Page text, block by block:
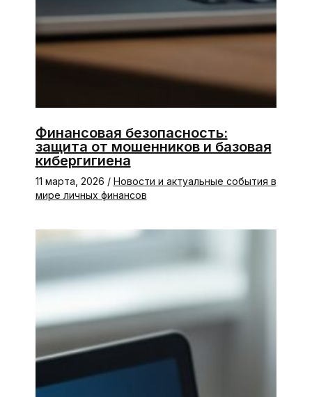
Финансовая безопасность:
защита от мошенников и базовая
кибергигиена
11 марта, 2026 / Новости и актуальные события в
мире личных финансов